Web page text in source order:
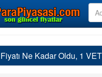
Ne Kadar Oldu, 1